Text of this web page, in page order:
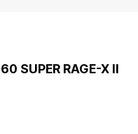
SUPER RAGE-X II